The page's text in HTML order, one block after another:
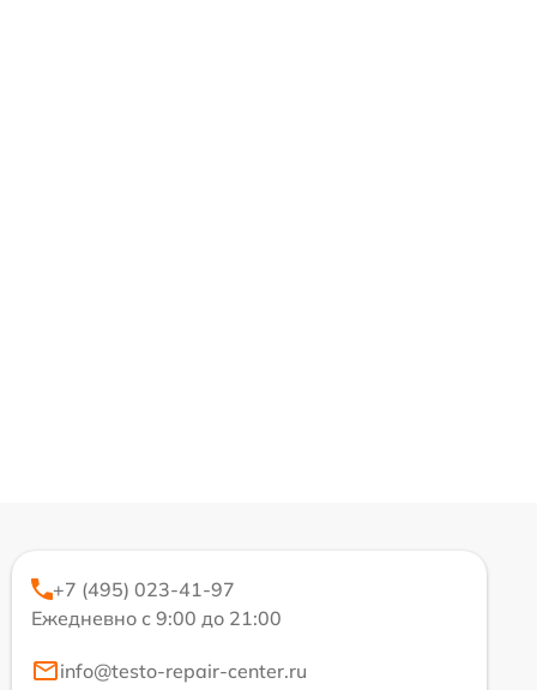
+7 (495) 023-41-97
Ежедневно с 9:00 до 21:00
info@testo-repair-center.ru